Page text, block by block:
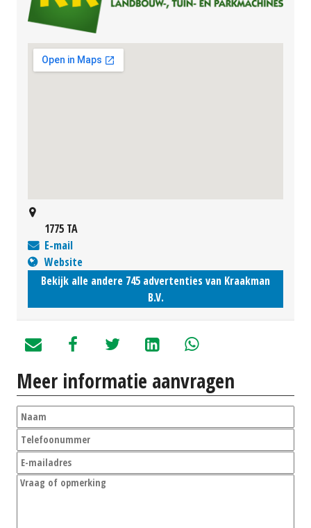
1775 TA
E-mail
Website
Bekijk alle andere 745 advertenties van Kraakman
B.V.
Meer informatie aanvragen